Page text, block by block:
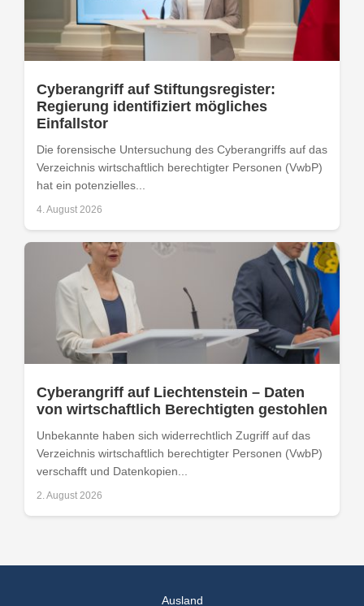
Cyberangriff auf Stiftungsregister:
Regierung identifiziert mögliches
Einfallstor
Die forensische Untersuchung des Cyberangriffs auf das
Verzeichnis wirtschaftlich berechtigter Personen (VwbP)
hat ein potenzielles...
4. August 2026
Cyberangriff auf Liechtenstein – Daten
von wirtschaftlich Berechtigten gestohlen
Unbekannte haben sich widerrechtlich Zugriff auf das
Verzeichnis wirtschaftlich berechtigter Personen (VwbP)
verschafft und Datenkopien...
2. August 2026
Ausland